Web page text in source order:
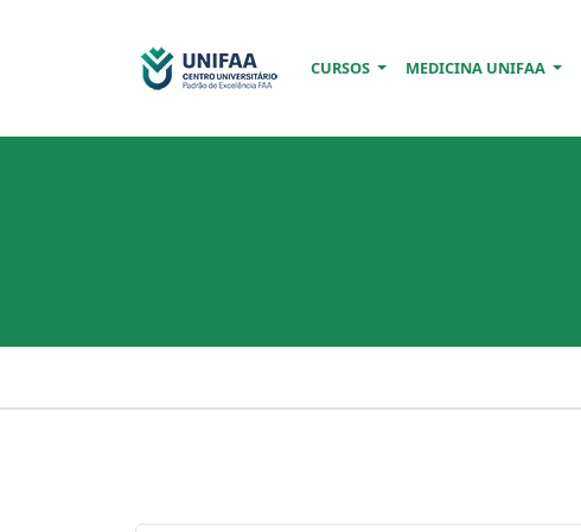
CURSOS MEDICINA UNIFAA